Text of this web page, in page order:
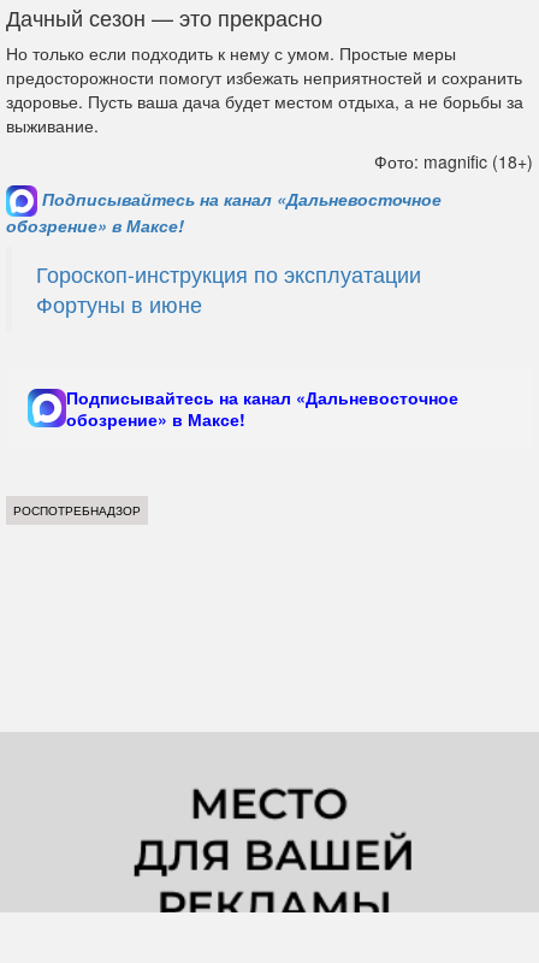
Дачный сезон — это прекрасно
Но только если подходить к нему с умом. Простые меры
предосторожности помогут избежать неприятностей и сохранить
здоровье. Пусть ваша дача будет местом отдыха, а не борьбы за
выживание.
Фото: magnific (18+)
Подписывайтесь на канал «Дальневосточное
обозрение» в Максе!
Гороскоп-инструкция по эксплуатации
Фортуны в июне
Подписывайтесь на канал «Дальневосточное
обозрение» в Максе!
РОСПОТРЕБНАДЗОР